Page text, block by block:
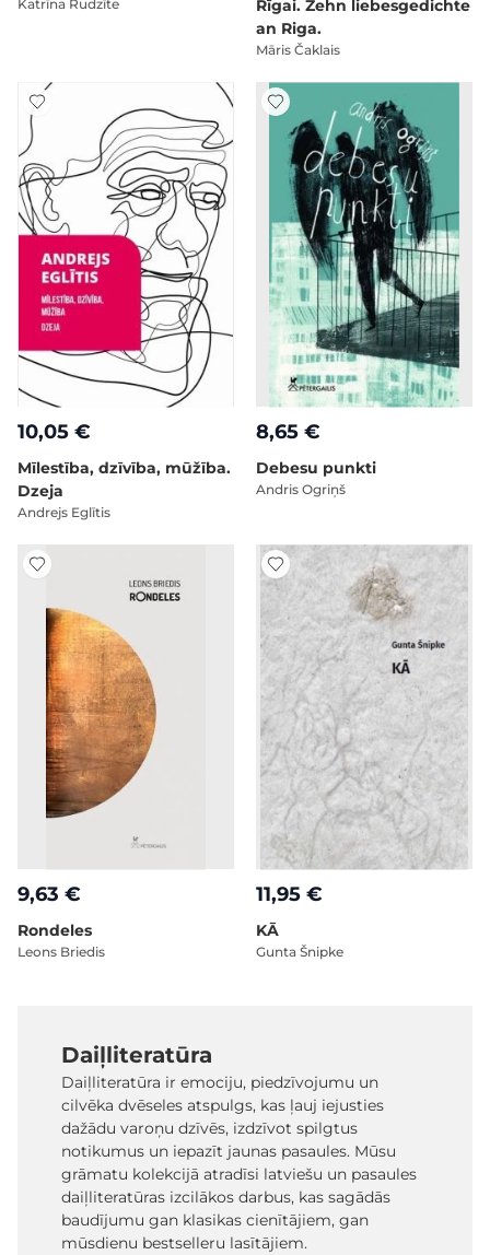
Katrīna Rudzīte
Rīgai. Zehn liebesgedichte
an Riga.
Māris Čaklais
10,05 €
Mīlestība, dzīvība, mūžība.
Dzeja
Andrejs Eglītis
8,65 €
Debesu punkti
Andris Ogriņš
9,63 €
Rondeles
Leons Briedis
11,95 €
KĀ
Gunta Šnipke
Daiļliteratūra
Daiļliteratūra ir emociju, piedzīvojumu un
cilvēka dvēseles atspulgs, kas ļauj iejusties
dažādu varoņu dzīvēs, izdzīvot spilgtus
notikumus un iepazīt jaunas pasaules. Mūsu
grāmatu kolekcijā atradīsi latviešu un pasaules
daiļliteratūras izcilākos darbus, kas sagādās
baudījumu gan klasikas cienītājiem, gan
mūsdienu bestselleru lasītājiem.